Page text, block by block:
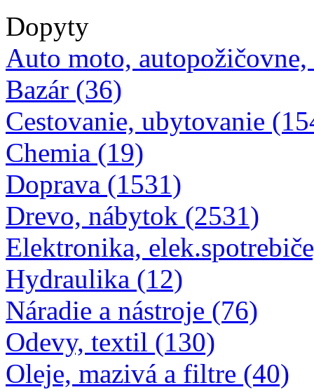
Dopyty
Auto moto,
Bazár (36)
Cestovanie, ubytovanie
Chemia (19)
Doprava (1531)
Drevo, nábytok (2531)
Elektronika,
Hydraulika (12)
Náradie a nástroje (76)
Odevy, textil (130)
Oleje, mazivá a filtre (40)